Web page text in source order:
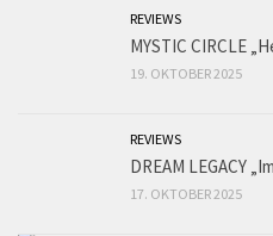
REVIEWS
MYSTIC CIRCLE
19. OKTOBER 2025
REVIEWS
DREAM LEGACY
17. OKTOBER 2025